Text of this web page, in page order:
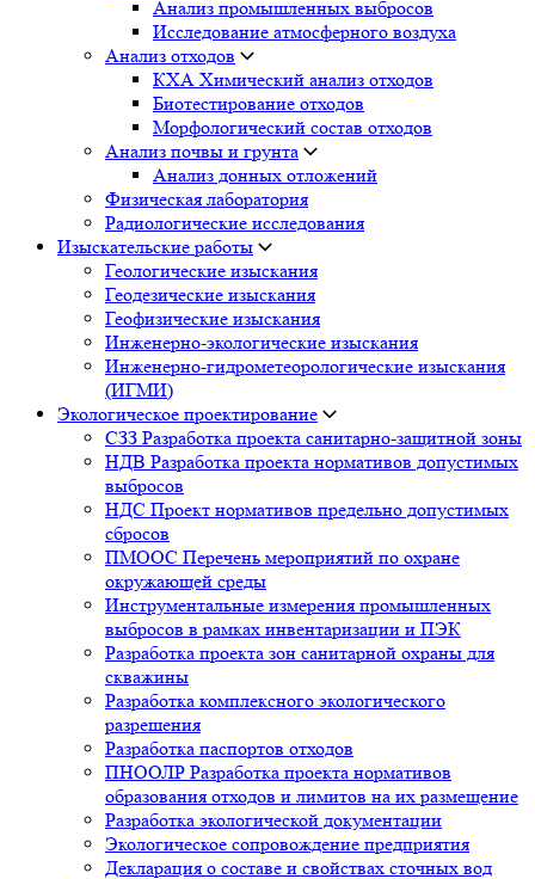
Анализ промышленных выбросов
Исследование атмосферного воздуха
Анализ отходов
КХА Химический анализ отходов
Биотестирование отходов
Морфологический состав отходов
Анализ почвы и грунта
Анализ донных отложений
Физическая лаборатория
Радиологические исследования
Изыскательские работы
Геологические изыскания
Геодезические изыскания
Геофизические изыскания
Инженерно-экологические изыскания
Инженерно-гидрометеорологические изыскания
(ИГМИ)
Экологическое проектирование
СЗЗ Разработка проекта санитарно-защитной зоны
НДВ Разработка проекта нормативов допустимых
выбросов
НДС Проект нормативов предельно допустимых
сбросов
ПМООС Перечень мероприятий по охране
окружающей среды
Инструментальные измерения промышленных
выбросов в рамках инвентаризации и ПЭК
Разработка проекта зон санитарной охраны для
скважины
Разработка комплексного экологического
разрешения
Разработка паспортов отходов
ПНООЛР Разработка проекта нормативов
образования отходов и лимитов на их размещение
Разработка экологической документации
Экологическое сопровождение предприятия
Декларация о составе и свойствах сточных вод